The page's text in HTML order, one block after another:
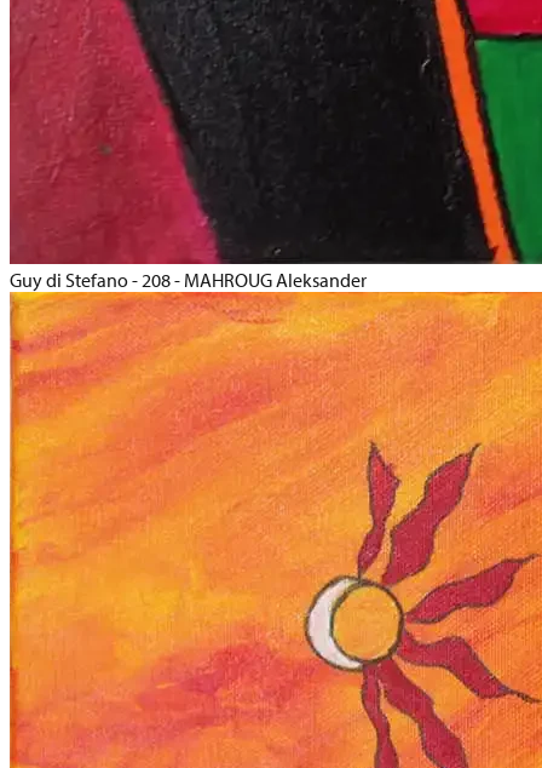
Guy di Stefano - 208 - MAHROUG Aleksander